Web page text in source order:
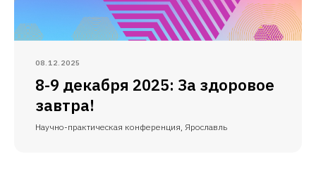
08.12.2025
8-9 декабря 2025: За здоровое
завтра!
Научно-практическая конференция, Ярославль